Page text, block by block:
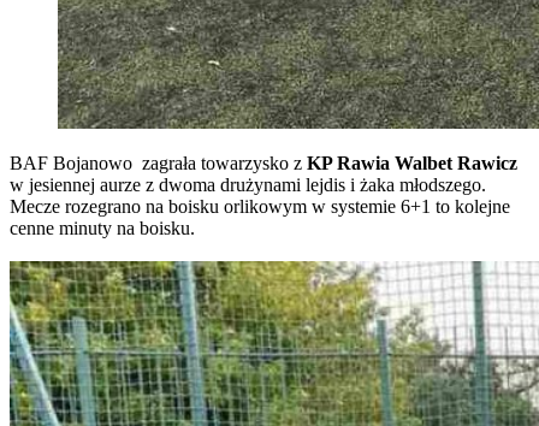
BAF Bojanowo zagrała towarzysko z KP Rawia Walbet Rawicz
w jesiennej aurze z dwoma drużynami lejdis i żaka młodszego.
Mecze rozegrano na boisku orlikowym w systemie 6+1 to kolejne
cenne minuty na boisku.